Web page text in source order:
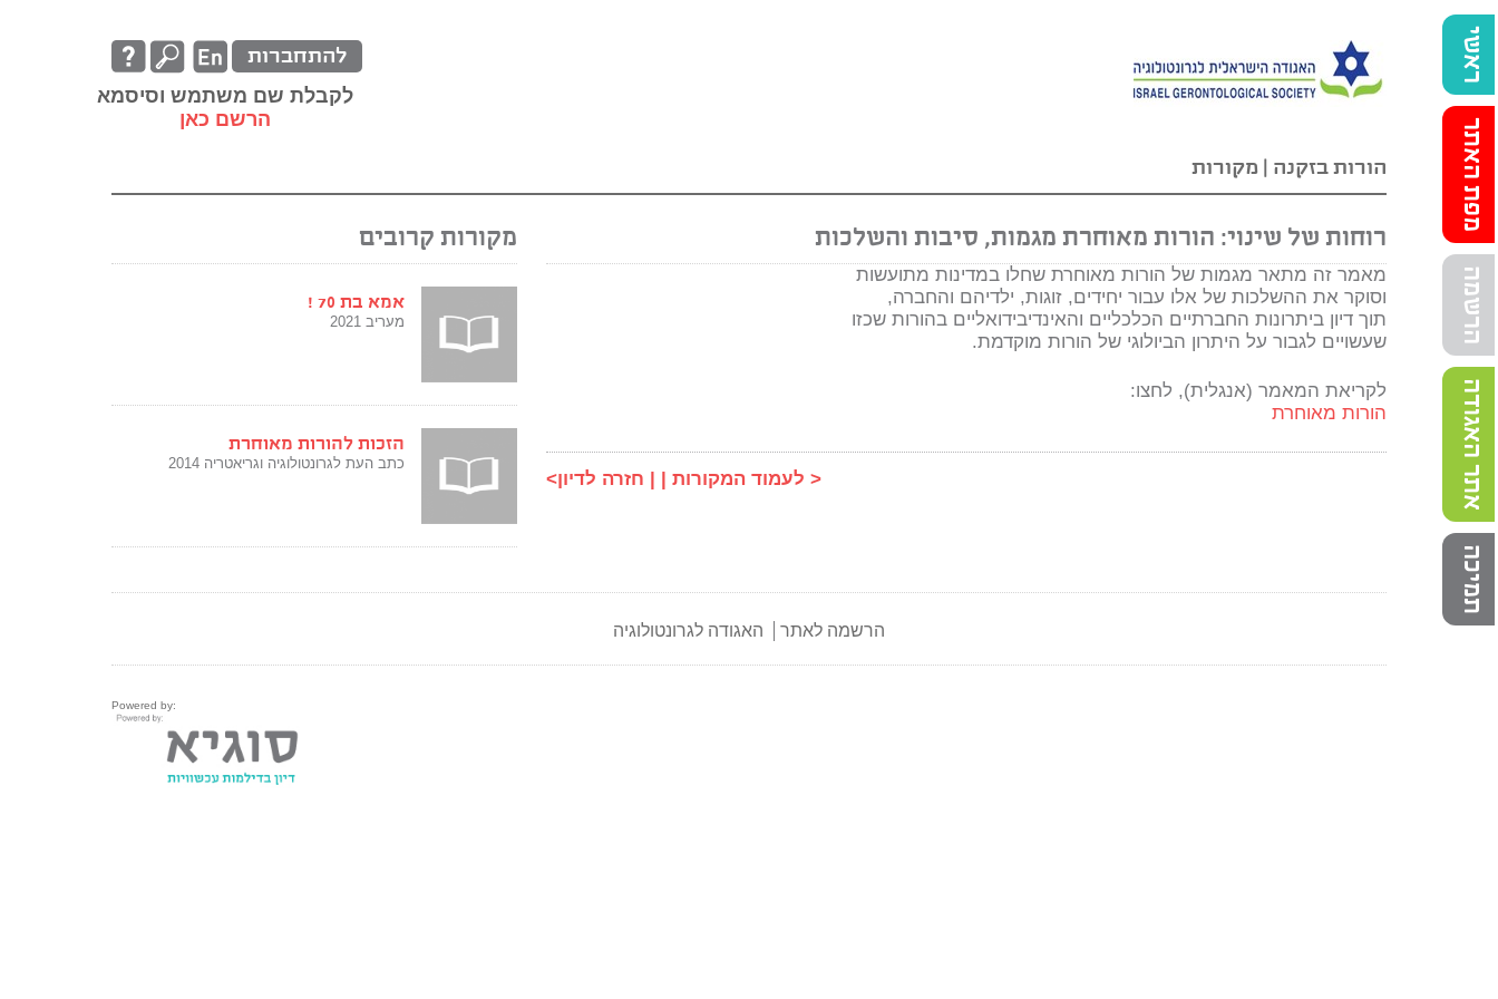
ראשי
מפת האתר
הרשמה
אתר האגודה
תמיכה
להתחברות
לקבלת שם משתמש וסיסמא
הרשם כאן
הורות בזקנה | מקורות
רוחות של שינוי: הורות מאוחרת מגמות, סיבות והשלכות
מאמר זה מתאר מגמות של הורות מאוחרת שחלו במדינות מתועשות
וסוקר את ההשלכות של אלו עבור יחידים, זוגות, ילדיהם והחברה,
תוך דיון ביתרונות החברתיים הכלכליים והאינדיבידואליים בהורות שכזו
שעשויים לגבור על היתרון הביולוגי של הורות מוקדמת.
לקריאת המאמר (אנגלית), לחצו:
הורות מאוחרת
< לעמוד המקורות | | חזרה לדיון>
מקורות קרובים
אמא בת 70 !
מעריב 2021
הזכות להורות מאוחרת
כתב העת לגרונטולוגיה וגריאטריה 2014
הרשמה לאתר האגודה לגרונטולוגיה
Powered by: